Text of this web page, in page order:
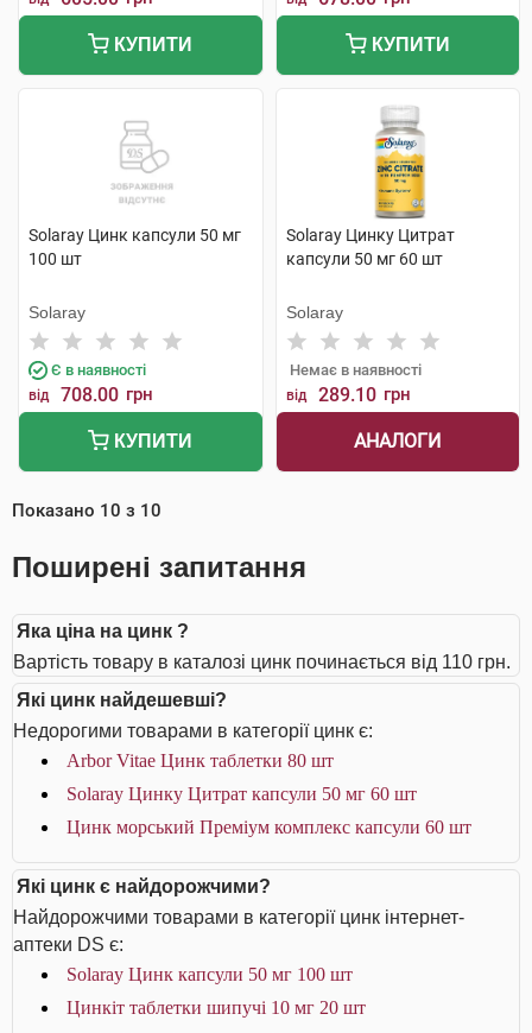
КУПИТИ КУПИТИ
Solaray Цинк капсули 50 мг
100 шт
Solaray
Є в наявності
від 708.00 грн
КУПИТИ
Solaray Цинку Цитрат
капсули 50 мг 60 шт
Solaray
Немає в наявності
від 289.10 грн
АНАЛОГИ
Показано 10 з 10
Поширені запитання
Яка ціна на цинк ?
Вартість товару в каталозі цинк починається від 110 грн.
Які цинк найдешевші?
Недорогими товарами в категорії цинк є:
Arbor Vitae Цинк таблетки 80 шт
Solaray Цинку Цитрат капсули 50 мг 60 шт
Цинк морський Преміум комплекс капсули 60 шт
Які цинк є найдорожчими?
Найдорожчими товарами в категорії цинк інтернет-
аптеки DS є:
Solaray Цинк капсули 50 мг 100 шт
Цинкіт таблетки шипучі 10 мг 20 шт